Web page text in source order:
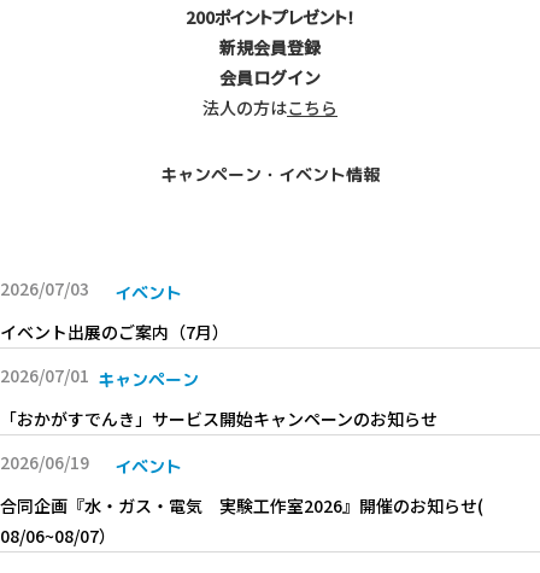
200ポイントプレゼント！
新規会員登録
会員ログイン
法人の方はこちら
キャンペーン・イベント情報
2026/07/03 イベント
イベント出展のご案内（7月）
2026/07/01 キャンペーン
「おかがすでんき」サービス開始キャンペーンのお知らせ
2026/06/19
イベント
合同企画『水・ガス・電気 実験工作室2026』開催のお知らせ(
08/06~08/07）